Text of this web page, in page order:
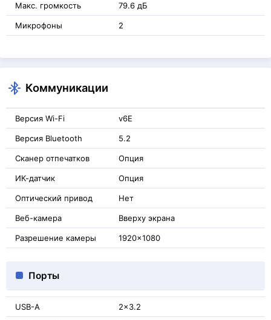
Макс. громкость 79.6 дБ
Микрофоны 2
Коммуникации
Версия Wi-Fi v6E
Версия Bluetooth 5.2
Сканер отпечатков Опция
ИК-датчик Опция
Оптический привод Нет
Веб-камера Вверху экрана
Разрешение камеры 1920x1080
Порты
USB-A 2x3.2